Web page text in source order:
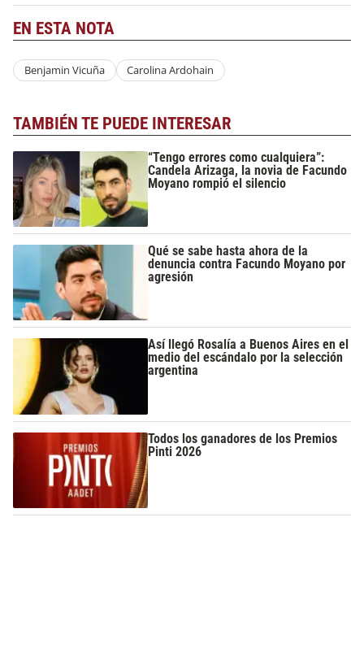
EN ESTA NOTA
Benjamin Vicuña Carolina Ardohain
TAMBIÉN TE PUEDE INTERESAR
“Tengo errores como cualquiera”:
Candela Arizaga, la novia de Facundo
Moyano rompió el silencio
Qué se sabe hasta ahora de la
denuncia contra Facundo Moyano por
agresión
Así llegó Rosalía a Buenos Aires en el
medio del escándalo por la selección
argentina
Todos los ganadores de los Premios
Pinti 2026